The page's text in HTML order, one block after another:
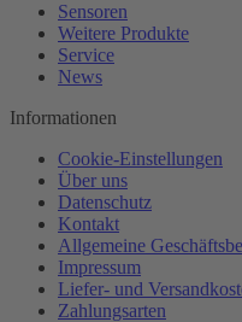
Sensoren
Weitere Produkte
Service
News
Informationen
Cookie-Einstellungen
Über uns
Datenschutz
Kontakt
Allgemeine
Impressum
Liefer- und
Zahlungsarten